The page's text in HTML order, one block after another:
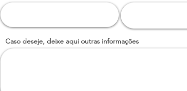
Caso deseje, deixe aqui outras informações